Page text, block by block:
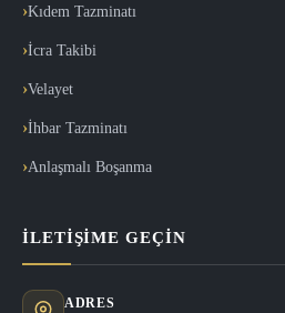
Kıdem Tazminatı
İcra Takibi
Velayet
İhbar Tazminatı
Anlaşmalı Boşanma
İLETIŞIME GEÇIN
ADRES